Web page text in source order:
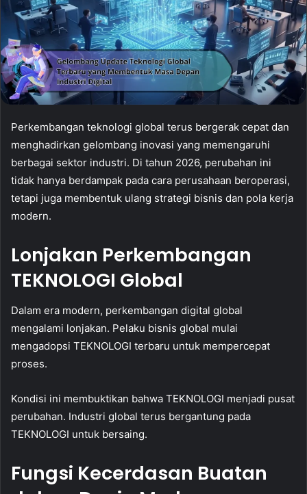
Perkembangan teknologi global terus bergerak cepat dan
menghadirkan gelombang inovasi yang memengaruhi
berbagai sektor industri. Di tahun 2026, perubahan ini
tidak hanya berdampak pada cara perusahaan beroperasi,
tetapi juga membentuk ulang strategi bisnis dan pola kerja
modern.
Lonjakan Perkembangan
TEKNOLOGI Global
Dalam era modern, perkembangan digital global
mengalami lonjakan. Pelaku bisnis global mulai
mengadopsi TEKNOLOGI terbaru untuk mempercepat
proses.
Kondisi ini membuktikan bahwa TEKNOLOGI menjadi pusat
perubahan. Industri global terus bergantung pada
TEKNOLOGI untuk bersaing.
Fungsi Kecerdasan Buatan